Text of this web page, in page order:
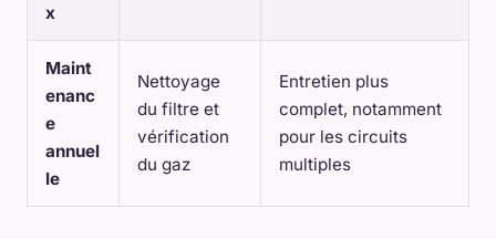
x
Maint
enanc
e
annuel
le
Nettoyage
du filtre et
vérification
du gaz
Entretien plus
complet, notamment
pour les circuits
multiples